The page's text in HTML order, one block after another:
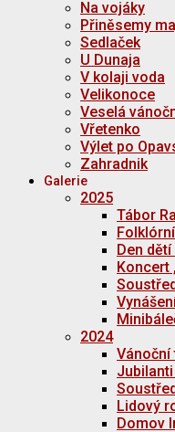
Na vojáky
Přiněsemy
Sedlaček
U Dunaja
V kolaji voda
Velikonoce
Veselá
Vřetenko
Výlet po
Zahradnik
Galerie
2025
Tábor
Den
Koncert
2024
Vánoční
Lidový
Domov